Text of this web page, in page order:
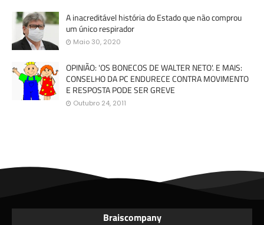
A inacreditável história do Estado que não comprou
um único respirador
Maio 30, 2020
OPINIÃO: 'OS BONECOS DE WALTER NETO'. E MAIS:
CONSELHO DA PC ENDURECE CONTRA MOVIMENTO
E RESPOSTA PODE SER GREVE
Outubro 24, 2011
Braiscompany